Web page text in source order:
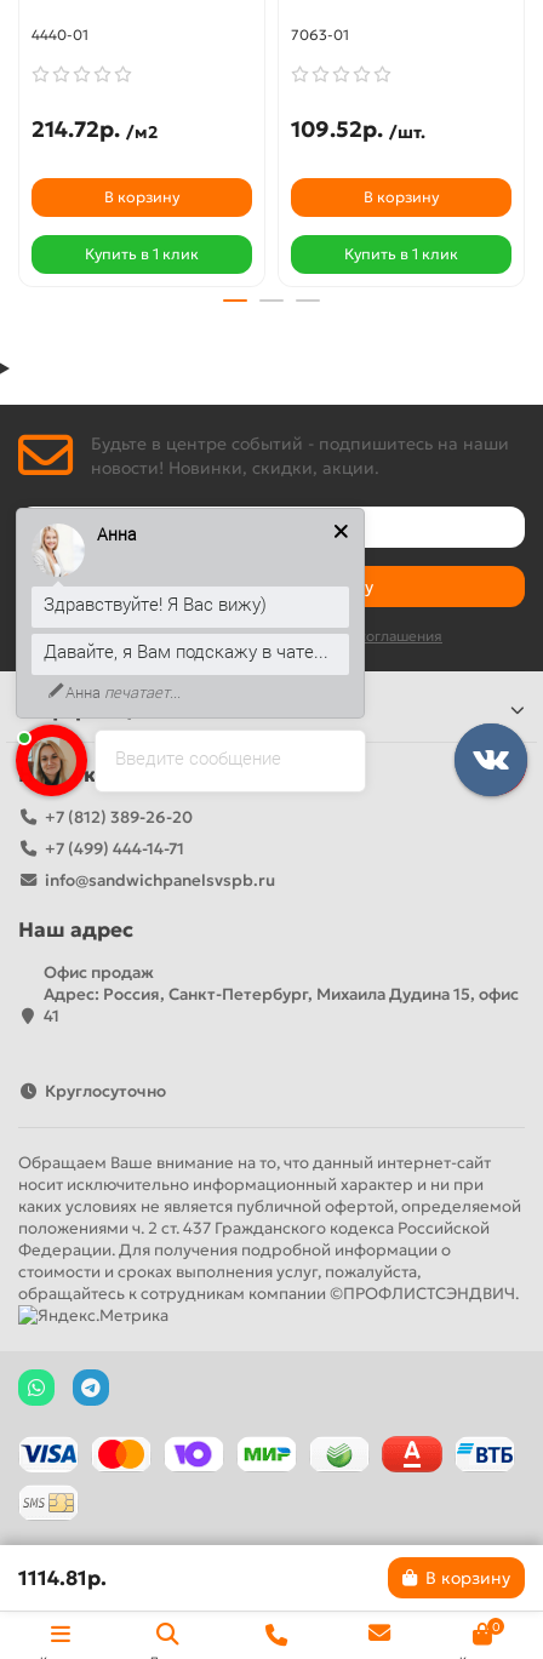
4440-01
214.72р. /м2
В корзину
Купить в 1 клик
7063-01
109.52р. /шт.
В корзину
Купить в 1 клик
Будьте в центре событий - подпишитесь на наши
новости! Новинки, скидки, акции.
Оформить подписку
Я прочитал и согласен с условиямиУсловия соглашения
Наши контакты
+7 (812) 389-26-20
+7 (499) 444-14-71
info@sandwichpanelsvspb.ru
Наш адрес
Офис продаж
Адрес: Россия, Санкт-Петербург, Михаила Дудина 15, офис
41
Круглосуточно
Обращаем Ваше внимание на то, что данный интернет-сайт
носит исключительно информационный характер и ни при
каких условиях не является публичной офертой, определяемой
положениями ч. 2 ст. 437 Гражданского кодекса Российской
Федерации. Для получения подробной информации о
стоимости и сроках выполнения услуг, пожалуйста,
обращайтесь к сотрудникам компании ©ПРОФЛИСТСЭНДВИЧ.
1114.81р. В корзину
0
Введите сообщение
Анна
Здравствуйте! Я Вас вижу)
Давайте, я Вам подскажу в чате...
Анна печатает...